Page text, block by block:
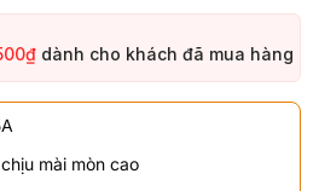
dành cho khách đã mua hàng
mài mòn cao